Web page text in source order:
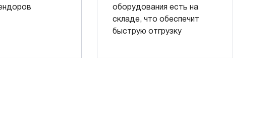
оборудования есть на
складе, что обеспечит
быструю отгрузку